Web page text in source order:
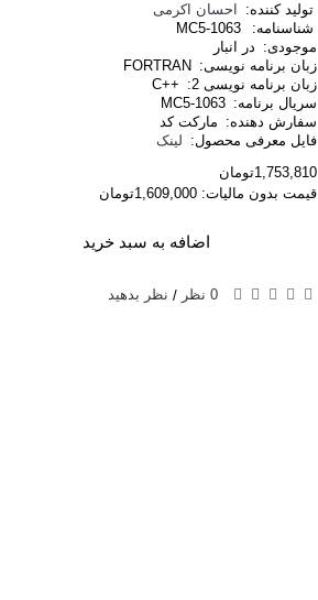
تولید کننده:
احسان اکرمی
شناسنامه:
MC5-1063
موجودی: در انبار
زبان برنامه نویسی: FORTRAN
زبان برنامه نویسی 2:
++C
سریال برنامه: MC5-1063
سفارش دهنده: مارکت کد
فایل معرفی محصول: لینک
1,753,810تومان
قیمت بدون مالیات: 1,609,000تومان
اضافه به سبد خرید
0 نظر / نظر بدهید